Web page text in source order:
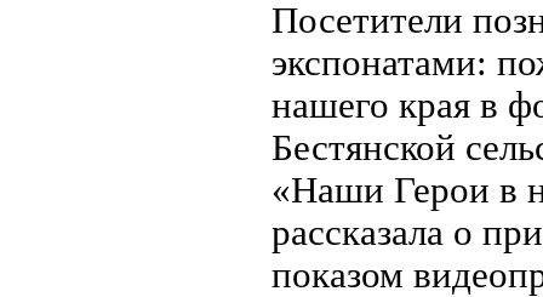
Посетители
экспонатами:
нашего края в
Бестянской
«Наши Герои в
рассказала о
показом